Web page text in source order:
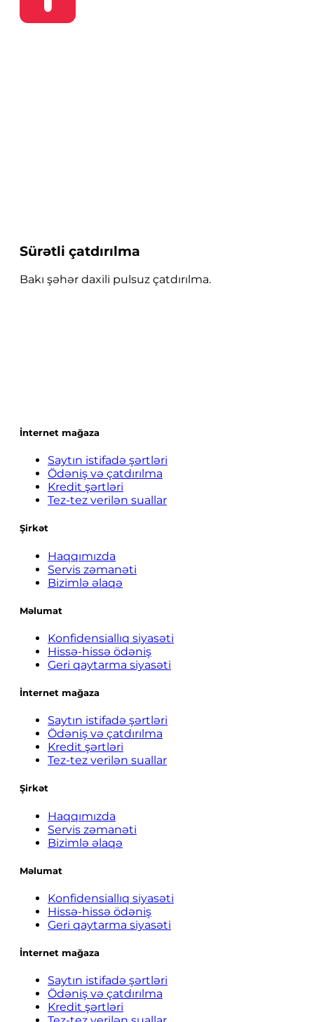
Sürətli çatdırılma
Bakı şəhər daxili pulsuz çatdırılma.
İnternet mağaza
Saytın istifadə şərtləri
Ödəniş və çatdırılma
Kredit şərtləri
Tez-tez verilən suallar
Şirkət
Haqqımızda
Servis zəmanəti
Bizimlə əlaqə
Məlumat
Konfidensiallıq siyasəti
Hissə-hissə ödəniş
Geri qaytarma siyasəti
İnternet mağaza
Saytın istifadə şərtləri
Ödəniş və çatdırılma
Kredit şərtləri
Tez-tez verilən suallar
Şirkət
Haqqımızda
Servis zəmanəti
Bizimlə əlaqə
Məlumat
Konfidensiallıq siyasəti
Hissə-hissə ödəniş
Geri qaytarma siyasəti
İnternet mağaza
Saytın istifadə şərtləri
Ödəniş və çatdırılma
Kredit şərtləri